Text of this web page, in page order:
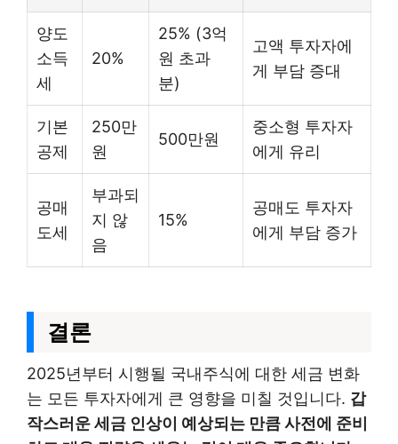
양도
소득
세
20%
25% (3억
원 초과
분)
고액 투자자에
게 부담 증대
기본
공제
250만
원
500만원
중소형 투자자
에게 유리
공매
도세
부과되
지 않
음
15%
공매도 투자자
에게 부담 증가
결론
2025년부터 시행될 국내주식에 대한 세금 변화
는 모든 투자자에게 큰 영향을 미칠 것입니다. 갑
작스러운 세금 인상이 예상되는 만큼 사전에 준비